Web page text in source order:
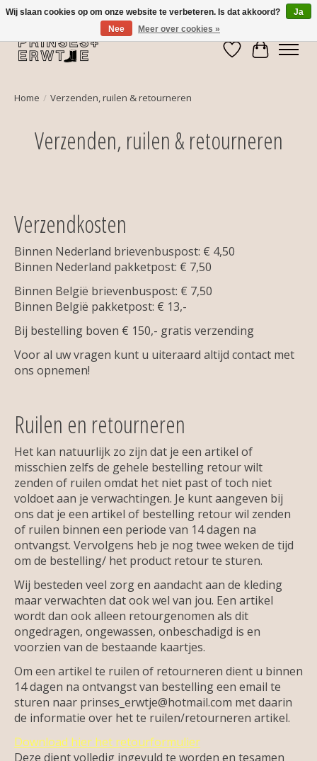
Verlanglijst
Home / Verzenden, ruilen & retourneren
Verzenden, ruilen & retourneren
Verzendkosten
Binnen Nederland brievenbuspost: € 4,50
Binnen Nederland pakketpost: € 7,50
Binnen België brievenbuspost: € 7,50
Binnen België pakketpost: € 13,-
Bij bestelling boven € 150,- gratis verzending
Voor al uw vragen kunt u uiteraard altijd contact met
ons opnemen!
Ruilen en retourneren
Het kan natuurlijk zo zijn dat je een artikel of
misschien zelfs de gehele bestelling retour wilt
zenden of ruilen omdat het niet past of toch niet
voldoet aan je verwachtingen. Je kunt aangeven bij
ons dat je een artikel of bestelling retour wil zenden
of ruilen binnen een periode van 14 dagen na
ontvangst. Vervolgens heb je nog twee weken de tijd
om de bestelling/ het product retour te sturen.
Wij besteden veel zorg en aandacht aan de kleding
maar verwachten dat ook wel van jou. Een artikel
wordt dan ook alleen retourgenomen als dit
ongedragen, ongewassen, onbeschadigd is en
voorzien van de bestaande kaartjes.
Om een artikel te ruilen of retourneren dient u binnen
14 dagen na ontvangst van bestelling een email te
sturen naar prinses_erwtje@hotmail.com met daarin
de informatie over het te ruilen/retourneren artikel.
Download hier het retourformulier
Deze dient volledig ingevuld te worden en tesamen
Wij slaan cookies op om onze website te verbeteren. Is dat akkoord?
Ja
Nee
Meer over cookies »